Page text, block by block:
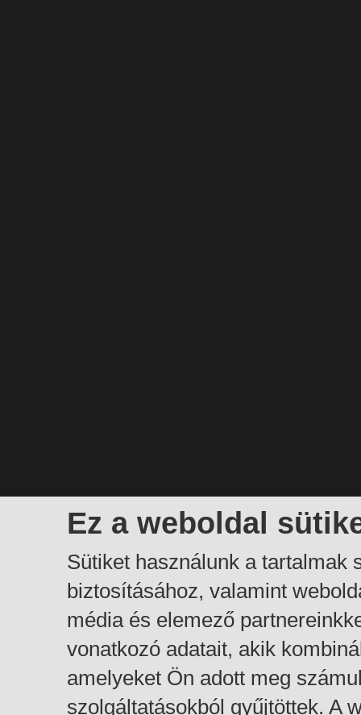
Ez a weboldal
Sütiket használunk a tartalmak
biztosításához, valamint
média és elemező
vonatkozó adatait, akik
amelyeket Ön adott meg
szolgáltatásokból gyűjtöttek. A